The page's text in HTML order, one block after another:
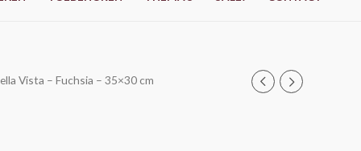
Vista – Fuchsia – 35×30 cm